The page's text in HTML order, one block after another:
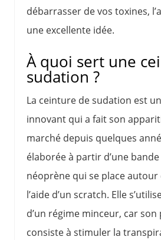
débarrasser de vos toxines,
une excellente idée.
À quoi sert une
sudation ?
La ceinture de sudation est
innovant qui a fait son
marché depuis quelques
élaborée à partir d’une
néoprène qui se place autour
l’aide d’un scratch. Elle
d’un régime minceur, car
consiste à stimuler la